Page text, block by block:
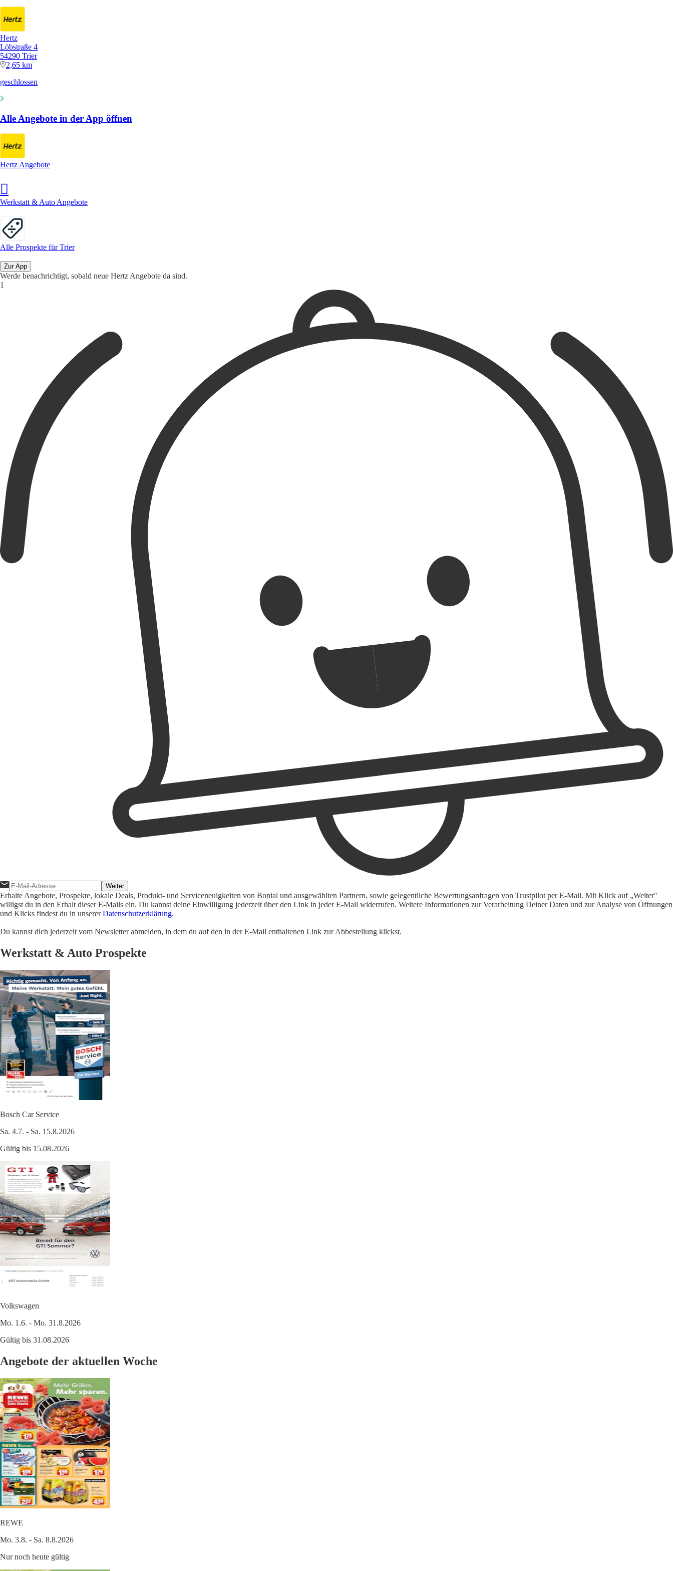
Hertz
Löbstraße 4
54290 Trier
2,65 km
geschlossen
Alle Angebote in der App öffnen
Hertz Angebote
Werkstatt & Auto Angebote
Alle Prospekte für Trier
Zur App
Werde benachrichtigt, sobald neue Hertz Angebote da sind.
Weiter
Erhalte Angebote, Prospekte, lokale Deals, Produkt- und Serviceneuigkeiten von Bonial und ausgewählten Partnern, sowie gelegentliche Bewertungsanfragen von Trustpilot per E-Mail. Mit Klick auf „Weiter"
willigst du in den Erhalt dieser E-Mails ein. Du kannst deine Einwilligung jederzeit über den Link in jeder E-Mail widerrufen. Weitere Informationen zur Verarbeitung Deiner Daten und zur Analyse von Öffnungen
und Klicks findest du in unsererDatenschutzerklärung.
Du kannst dich jederzeit vom Newsletter abmelden, in dem du auf den in der E-Mail enthaltenen Link zur Abbestellung klickst.
Werkstatt & Auto Prospekte
Bosch Car Service
Sa. 4.7. - Sa. 15.8.2026
Gültig bis 15.08.2026
Volkswagen
Mo. 1.6. - Mo. 31.8.2026
Gültig bis 31.08.2026
Angebote der aktuellen Woche
REWE
Mo. 3.8. - Sa. 8.8.2026
Nur noch heute gültig